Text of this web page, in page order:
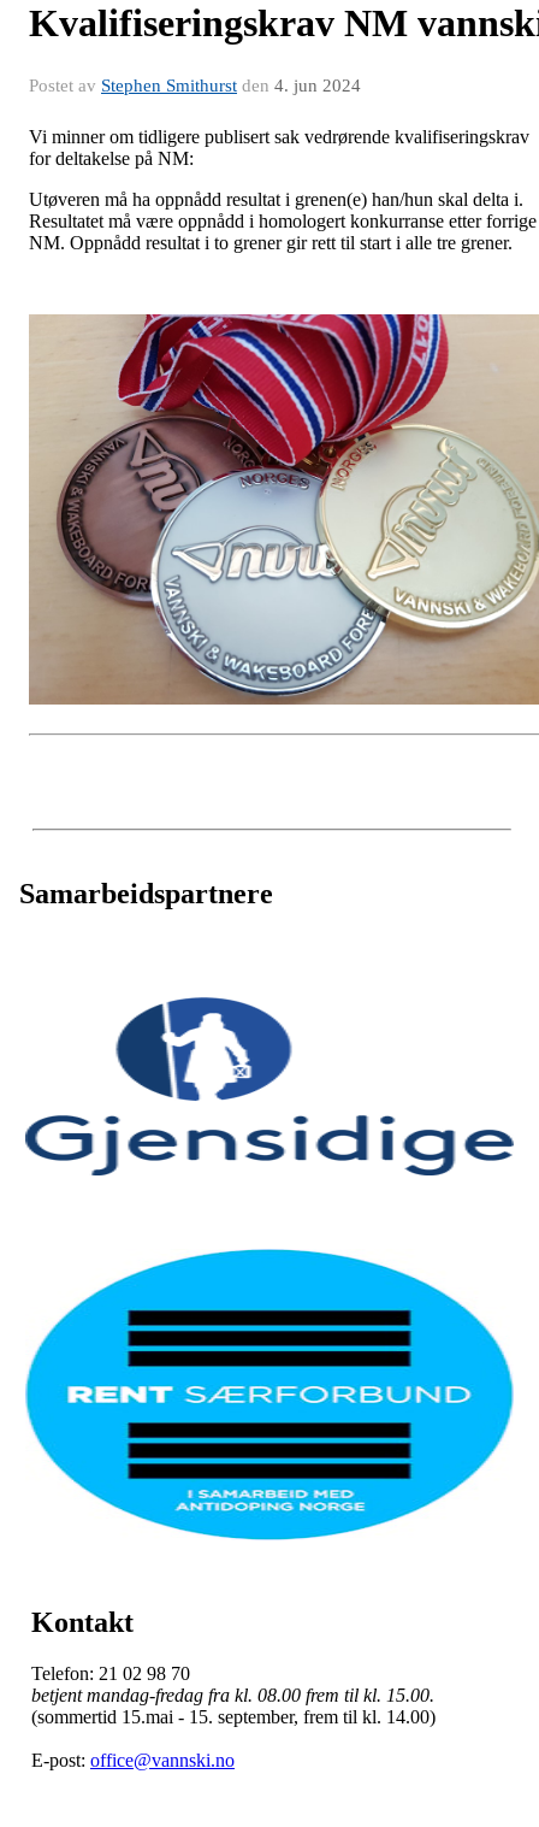
Kvalifiseringskrav NM
Postet av Stephen Smithurst den 4. jun 2024
Vi minner om tidligere publisert sak vedrørende kvalifiseringskrav
for deltakelse på NM:
Utøveren må ha oppnådd resultat i grenen(e) han/hun skal delta i.
Resultatet må være oppnådd i homologert konkurranse etter forrige
NM. Oppnådd resultat i to grener gir rett til start i alle tre grener.
Samarbeidspartnere
Kontakt
Telefon: 21 02 98 70
betjent mandag-fredag fra kl. 08.00 frem til kl. 15.00.
(sommertid 15.mai - 15. september, frem til kl. 14.00)
E-post: office@vannski.no